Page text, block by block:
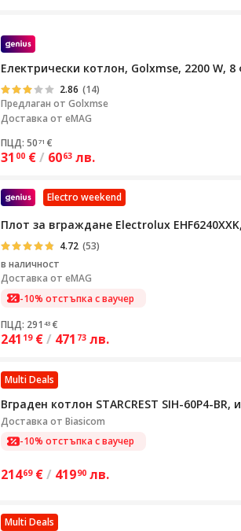
Електрически котлон, Golxmse, 2200 W,
2.86 (14)
Предлаган от Golxmse
Доставка от eMAG
ПЦД: 50 71 €
31 00 €/ 6063 лв.
Electro weekend
Плот за вграждане Electrolux
4.72 (53)
в наличност
Доставка от eMAG
-10% отстъпка с ваучер
ПЦД: 291 43 €
241 19 €/ 471 73 лв.
Multi Deals
Вграден котлон STARCREST SIH-60P4-
Доставка от Biasicom
-10% отстъпка с ваучер
21469 €/ 41990 лв.
Multi Deals